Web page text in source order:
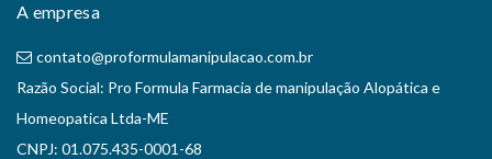
A empresa
contato@proformulamanipulacao.com.br
Razão Social: Pro Formula Farmacia de manipulação Alopática e
Homeopatica Ltda-ME
CNPJ: 01.075.435-0001-68